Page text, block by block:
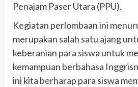
Penajam Paser Utara (PPU).
Kegiatan perlombaan ini
merupakan salah satu ajang
keberanian para siswa untuk
kemampuan berbahasa
ini kita berharap para siswa